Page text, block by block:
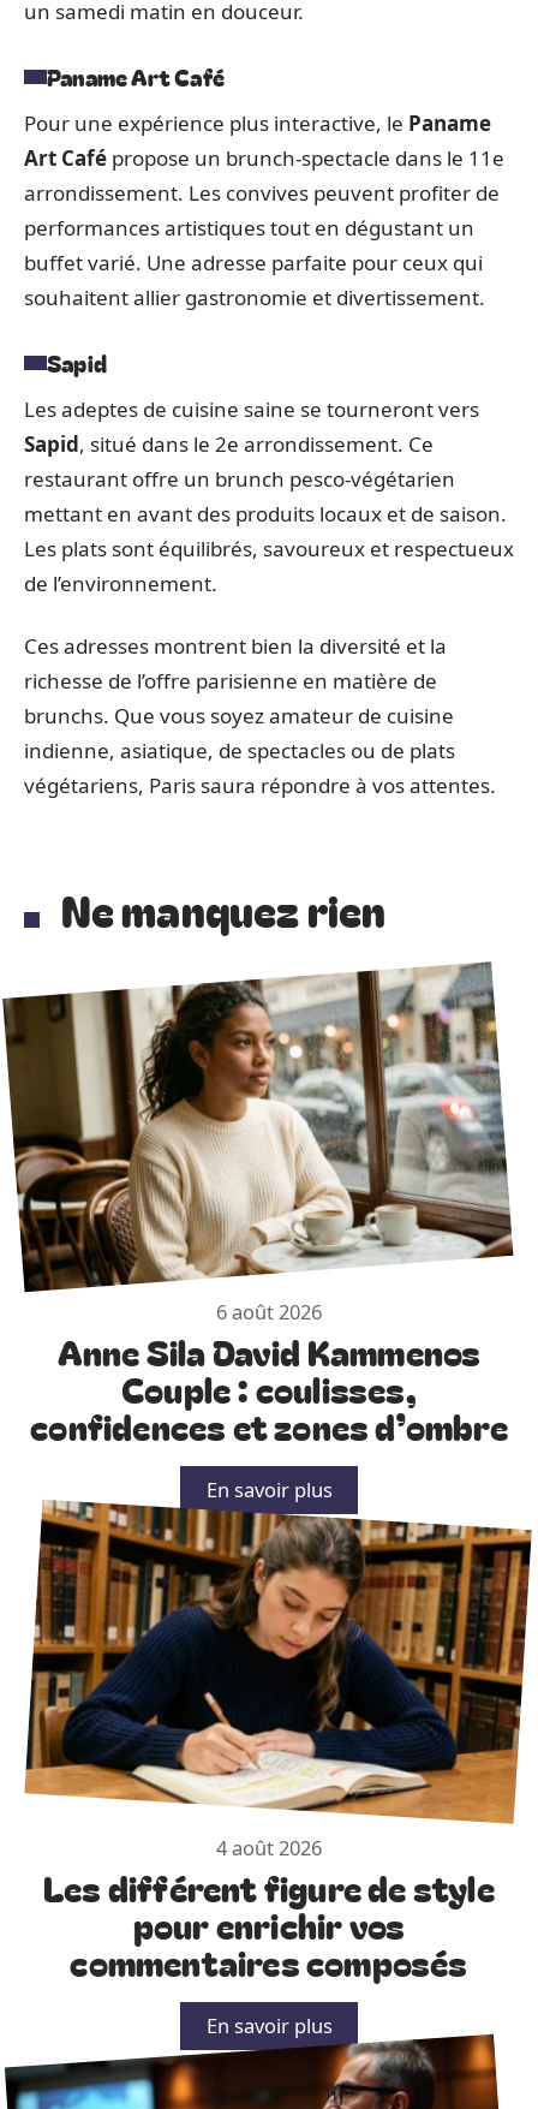
un samedi matin en douceur.
Paname Art Café
Pour une expérience plus interactive, le Paname
Art Café propose un brunch-spectacle dans le 11e
arrondissement. Les convives peuvent profiter de
performances artistiques tout en dégustant un
buffet varié. Une adresse parfaite pour ceux qui
souhaitent allier gastronomie et divertissement.
Sapid
Les adeptes de cuisine saine se tourneront vers
Sapid, situé dans le 2e arrondissement. Ce
restaurant offre un brunch pesco-végétarien
mettant en avant des produits locaux et de saison.
Les plats sont équilibrés, savoureux et respectueux
de l’environnement.
Ces adresses montrent bien la diversité et la
richesse de l’offre parisienne en matière de
brunchs. Que vous soyez amateur de cuisine
indienne, asiatique, de spectacles ou de plats
végétariens, Paris saura répondre à vos attentes.
Ne manquez rien
6 août 2026
Anne Sila David Kammenos
Couple : coulisses,
confidences et zones d’ombre
En savoir plus
4 août 2026
Les différent figure de style
pour enrichir vos
commentaires composés
En savoir plus